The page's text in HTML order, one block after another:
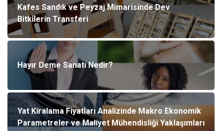
Kafes Sandık ve Peyzaj Mimarisinde Dev
Bitkilerin Transferi
Hayır Deme Sanatı Nedir?
Yat Kiralama Fiyatları Analizinde Makro Ekonomik
Parametreler ve Maliyet Mühendisliği Yaklaşımları